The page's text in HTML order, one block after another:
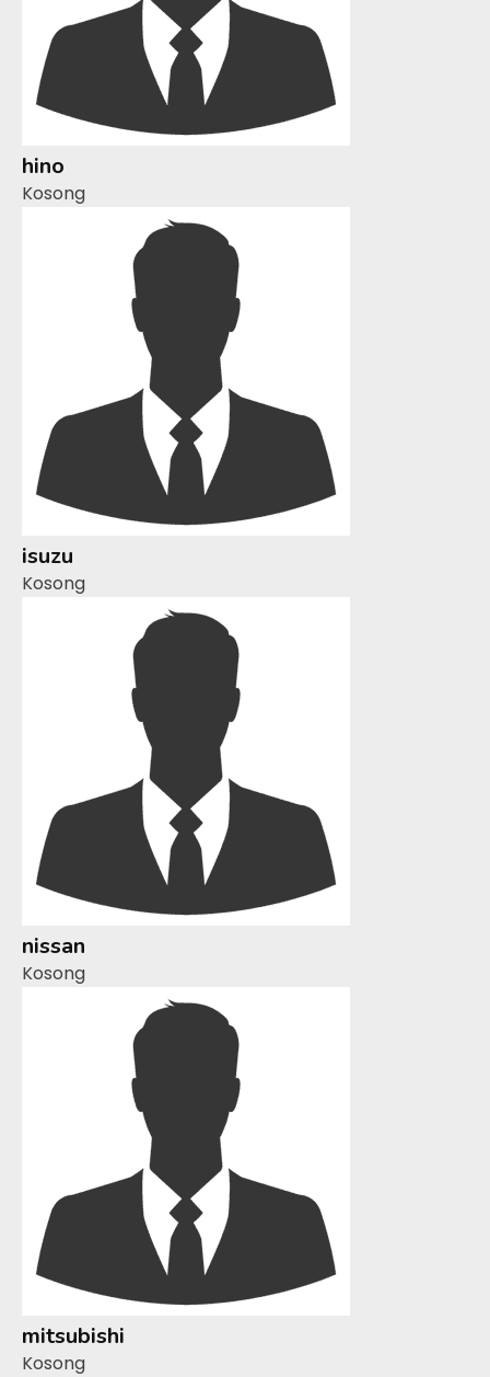
hino
Kosong
isuzu
Kosong
nissan
Kosong
mitsubishi
Kosong